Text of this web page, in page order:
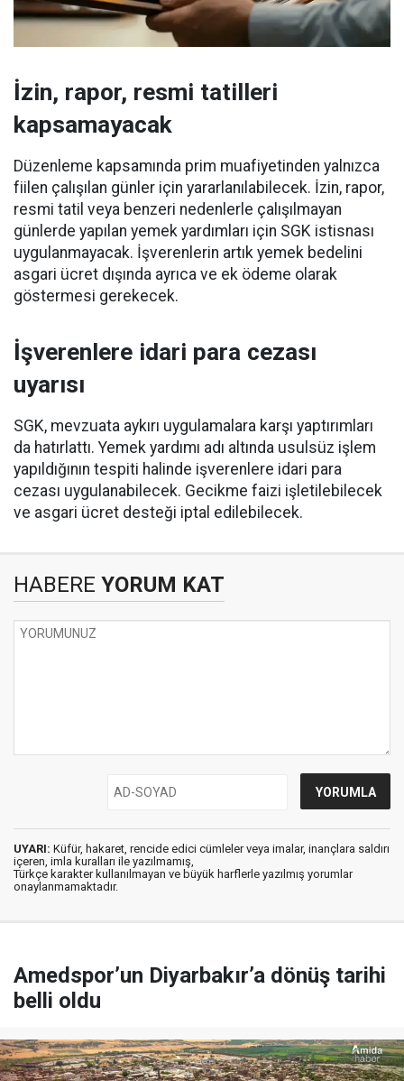
İzin, rapor, resmi tatilleri
kapsamayacak
Düzenleme kapsamında prim muafiyetinden yalnızca
fiilen çalışılan günler için yararlanılabilecek. İzin, rapor,
resmi tatil veya benzeri nedenlerle çalışılmayan
günlerde yapılan yemek yardımları için SGK istisnası
uygulanmayacak. İşverenlerin artık yemek bedelini
asgari ücret dışında ayrıca ve ek ödeme olarak
göstermesi gerekecek.
İşverenlere idari para cezası
uyarısı
SGK, mevzuata aykırı uygulamalara karşı yaptırımları
da hatırlattı. Yemek yardımı adı altında usulsüz işlem
yapıldığının tespiti halinde işverenlere idari para
cezası uygulanabilecek. Gecikme faizi işletilebilecek
ve asgari ücret desteği iptal edilebilecek.
HABERE YORUM KAT
UYARI: Küfür, hakaret, rencide edici cümleler veya imalar, inançlara saldırı
içeren, imla kuralları ile yazılmamış,
Türkçe karakter kullanılmayan ve büyük harflerle yazılmış yorumlar
onaylanmamaktadır.
Amedspor’un Diyarbakır’a dönüş tarihi
belli oldu